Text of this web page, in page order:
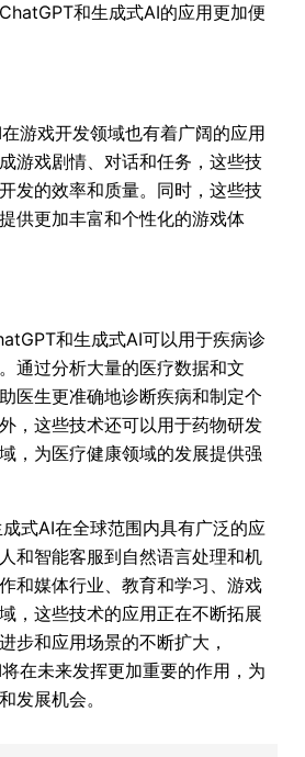
和生成式AI的应用更加便
游戏开发领域也有着广阔的应用
游戏剧情、对话和任务，这些技
发的效率和质量。同时，这些技
供更加丰富和个性化的游戏体
和生成式AI可以用于疾病诊
通过分析大量的医疗数据和文
医生更准确地诊断疾病和制定个
，这些技术还可以用于药物研发
，为医疗健康领域的发展提供强
式AI在全球范围内具有广泛的应
和智能客服到自然语言处理和机
和媒体行业、教育和学习、游戏
，这些技术的应用正在不断拓展
步和应用场景的不断扩大，
在未来发挥更加重要的作用，为
发展机会。